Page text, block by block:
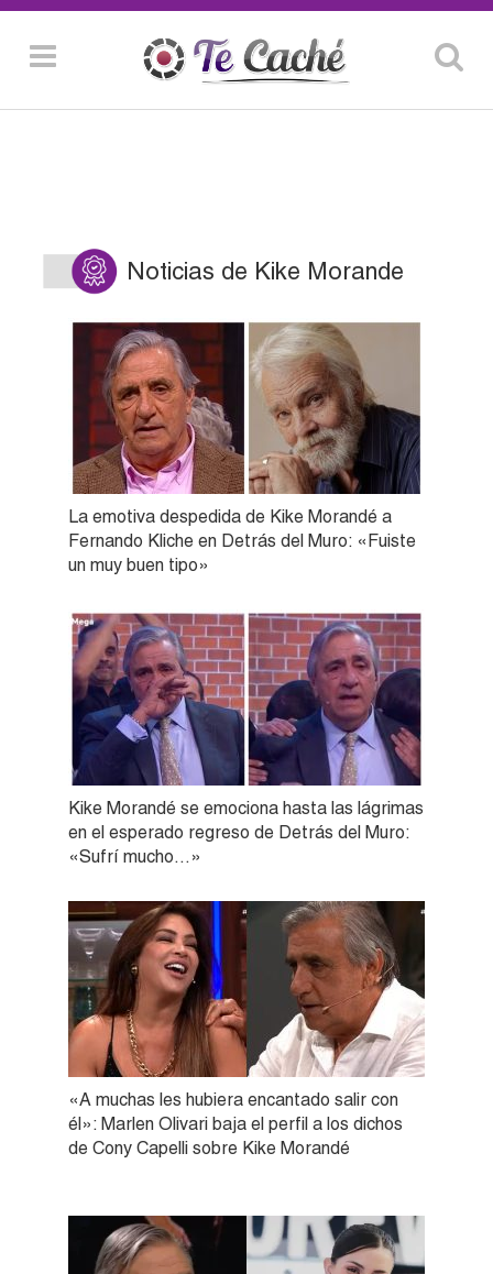
Noticias de Kike Morande
La emotiva despedida de Kike Morandé a
Fernando Kliche en Detrás del Muro: «Fuiste
un muy buen tipo»
Kike Morandé se emociona hasta las lágrimas
en el esperado regreso de Detrás del Muro:
«Sufrí mucho…»
«A muchas les hubiera encantado salir con
él»: Marlen Olivari baja el perfil a los dichos
de Cony Capelli sobre Kike Morandé